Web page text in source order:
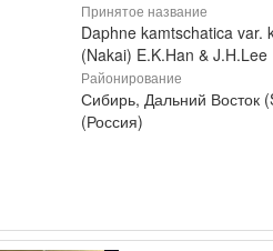
Принятое название
Daphne kamtschatica var.
(Nakai) E.K.Han & J.H.Lee
Районирование
Сибирь, Дальний Восток
(Россия)